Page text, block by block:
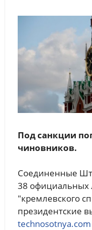
Под санкции
чиновников.
Соединенные
38 официальных
"кремлевского
президентские
technosotnya.com